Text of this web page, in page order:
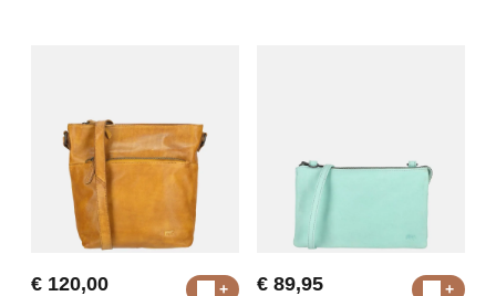
€ 120,00 € 89,95